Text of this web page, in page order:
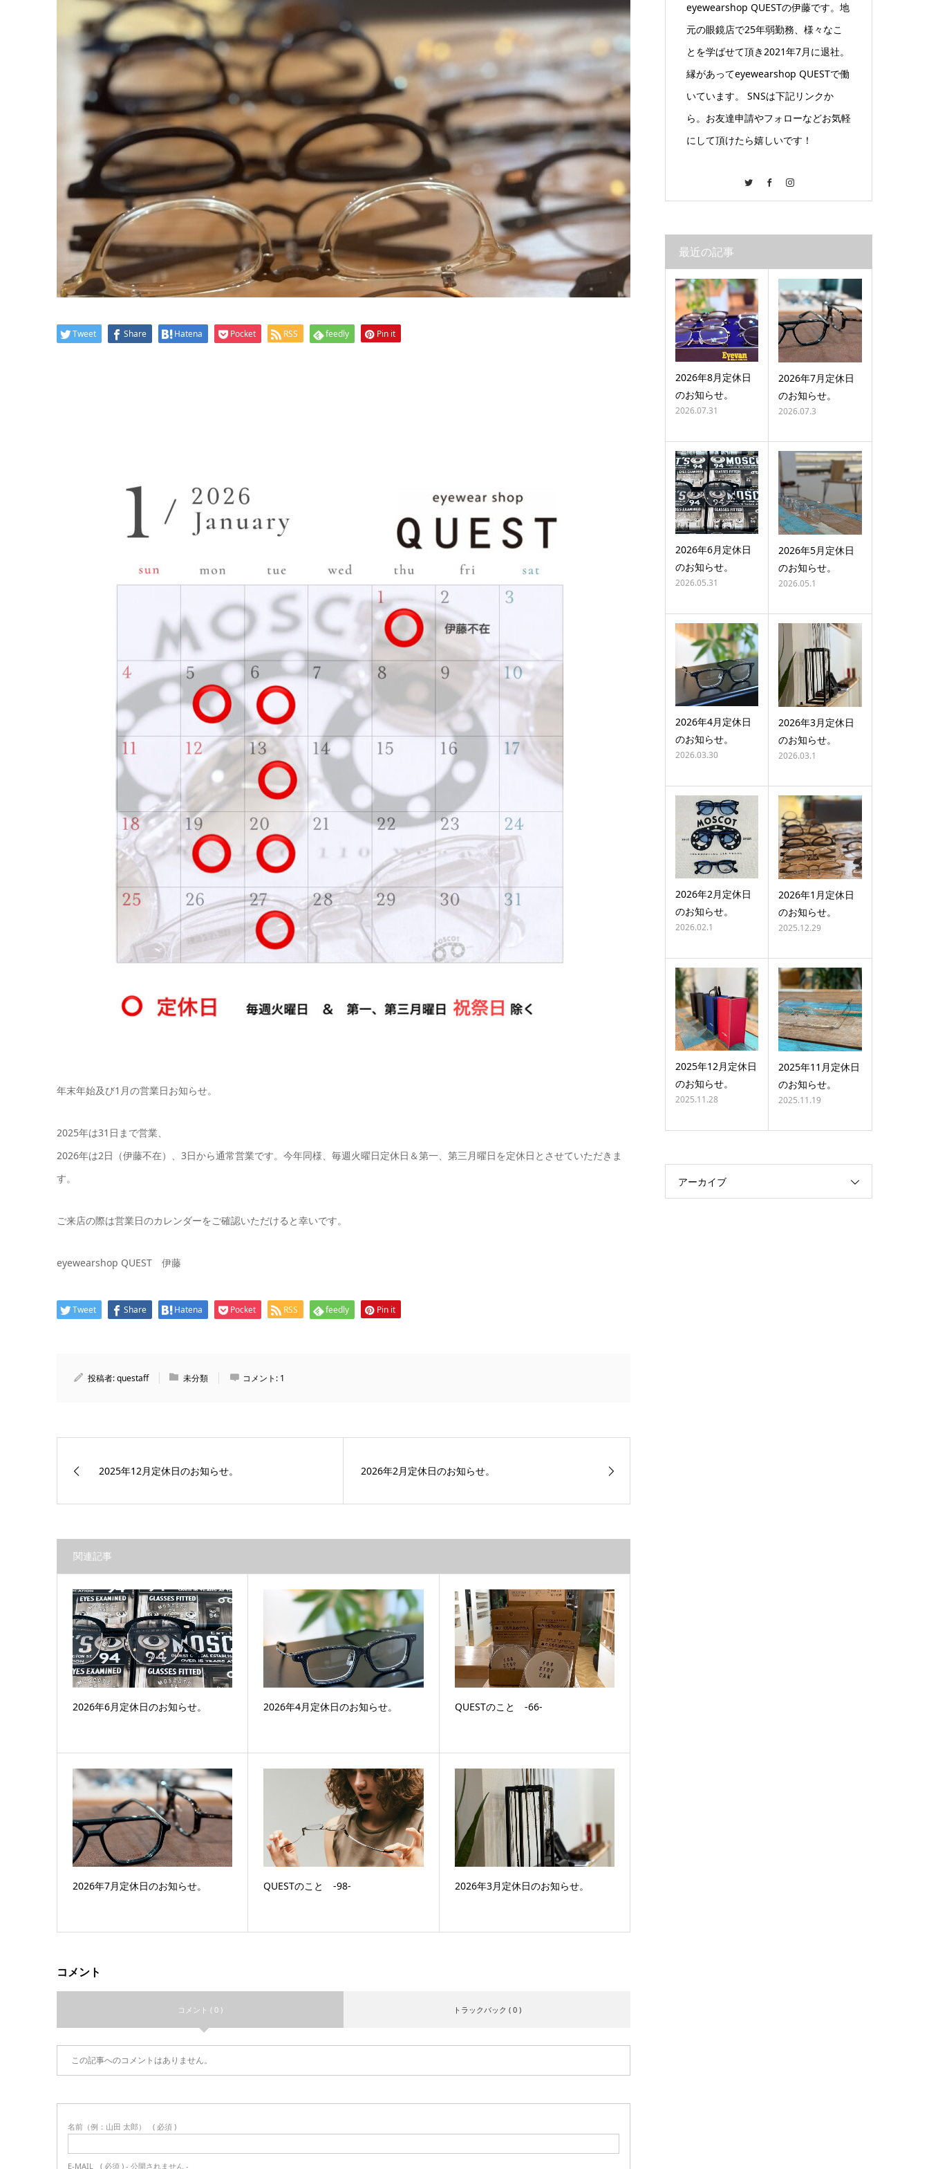
Tweet Share Hatena Pocket RSS feedly Pin it
年末年始及び1月の営業日お知らせ。
2025年は31日まで営業、
2026年は2日（伊藤不在）、3日から通常営業です。今年同様、毎週火曜日定休日＆第一、第三月曜日を定休日とさせていただきま
す。
ご来店の際は営業日のカレンダーをご確認いただけると幸いです。
eyewearshop QUEST 伊藤
Tweet Share Hatena Pocket RSS feedly Pin it
投稿者:questaff 未分類 コメント: 1
2025年12月定休日のお知らせ。 2026年2月定休日のお知らせ。
関連記事
2026年6月定休日のお知らせ。 2026年4月定休日のお知らせ。 QUESTのこと ‐66‐
2026年7月定休日のお知らせ。 QUESTのこと ‐98‐ 2026年3月定休日のお知らせ。
コメント
コメント ( 0 ) トラックバック ( 0 )
この記事へのコメントはありません。
名前（例：山田 太郎） ( 必須 )
E-MAIL ( 必須 ) - 公開されません -
eyewearshop QUESTの伊藤です。地
元の眼鏡店で25年弱勤務、様々なこ
とを学ばせて頂き2021年7月に退社。
縁があってeyewearshop QUESTで働
いています。 SNSは下記リンクか
ら。お友達申請やフォローなどお気軽
にして頂けたら嬉しいです！
Twitter Facebook
最近の記事
2026年8月定休日
のお知らせ。
2026.07.31
2026年7月定休日
のお知らせ。
2026.07.3
2026年6月定休日
のお知らせ。
2026.05.31
2026年5月定休日
のお知らせ。
2026.05.1
2026年4月定休日
のお知らせ。
2026.03.30
2026年3月定休日
のお知らせ。
2026.03.1
2026年2月定休日
のお知らせ。
2026.02.1
2026年1月定休日
のお知らせ。
2025.12.29
2025年12月定休日
のお知らせ。
2025.11.28
2025年11月定休日
のお知らせ。
2025.11.19
アーカイブ